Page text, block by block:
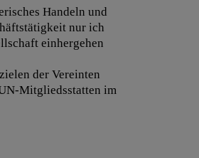
Handeln und
nur ich
einhergehen
der Vereinten
Mitgliedsstatten im